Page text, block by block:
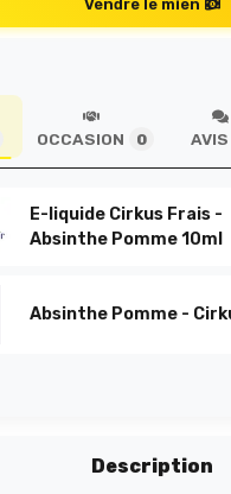
Vendre le mien
OCCASION 0 AVIS
E-liquide Cirkus Frais -
Absinthe Pomme 10ml
Absinthe Pomme -
Description